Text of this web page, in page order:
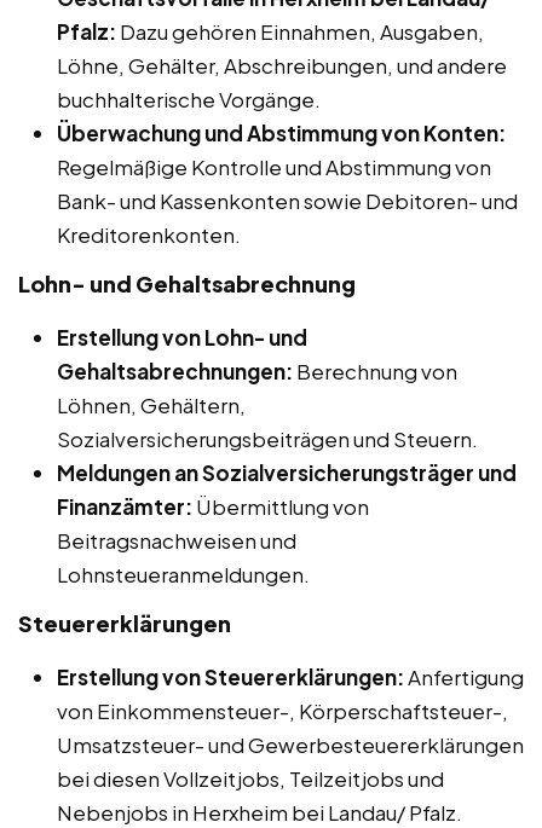
Pfalz: Dazu gehören Einnahmen, Ausgaben,
Löhne, Gehälter, Abschreibungen, und andere
buchhalterische Vorgänge.
Überwachung und Abstimmung von Konten:
Regelmäßige Kontrolle und Abstimmung von
Bank- und Kassenkonten sowie Debitoren- und
Kreditorenkonten.
Lohn- und Gehaltsabrechnung
Erstellung von Lohn- und
Gehaltsabrechnungen: Berechnung von
Löhnen, Gehältern,
Sozialversicherungsbeiträgen und Steuern.
Meldungen an Sozialversicherungsträger und
Finanzämter: Übermittlung von
Beitragsnachweisen und
Lohnsteueranmeldungen.
Steuererklärungen
Erstellung von Steuererklärungen:Anfertigung
von Einkommensteuer-, Körperschaftsteuer-,
Umsatzsteuer- und Gewerbesteuererklärungen
bei diesen Vollzeitjobs, Teilzeitjobs und
Nebenjobs in Herxheim bei Landau/ Pfalz.